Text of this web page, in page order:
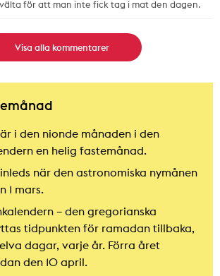
för att man inte fick tag i mat den dagen.
Visa alla kommentarer
i den nionde månaden i den
en helig fastemånad.
när den astronomiska nymånen
1 mars.
– den gregorianska
tidpunkten för ramadan tillbaka,
dagar, varje år. Förra året
den 10 april.